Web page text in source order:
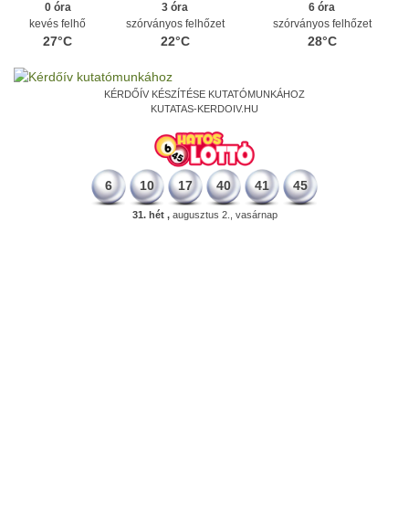
0 óra
kevés felhő
27°C
3 óra
szórványos felhőzet
22°C
6 óra
szórványos felhőzet
28°C
KÉRDŐÍV KÉSZÍTÉSE KUTATÓMUNKÁHOZ
KUTATAS-KERDOIV.HU
6 10 17 40 41 45
31. hét ,augusztus 2., vasárnap